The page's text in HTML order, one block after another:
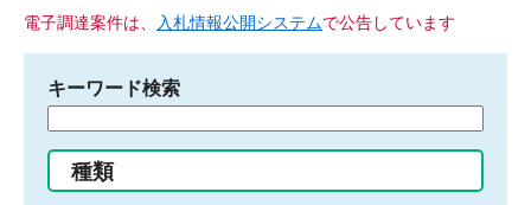
電子調達案件は、 入札情報公開システムで公告しています
キーワード検索
る
種類